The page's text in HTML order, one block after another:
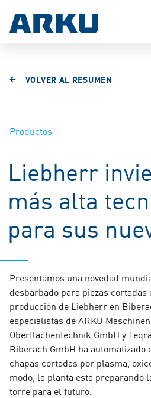
VOLVER AL RESUMEN
Productos
Liebherr
más alta
para sus
Presentamos una novedad
desbarbado para piezas cortadas
producción de Liebherr en
especialistas de ARKU
Oberflächentechnik GmbH y
Biberach GmbH ha automatizado
chapas cortadas por plasma,
modo, la planta está preparando
torre para el futuro.